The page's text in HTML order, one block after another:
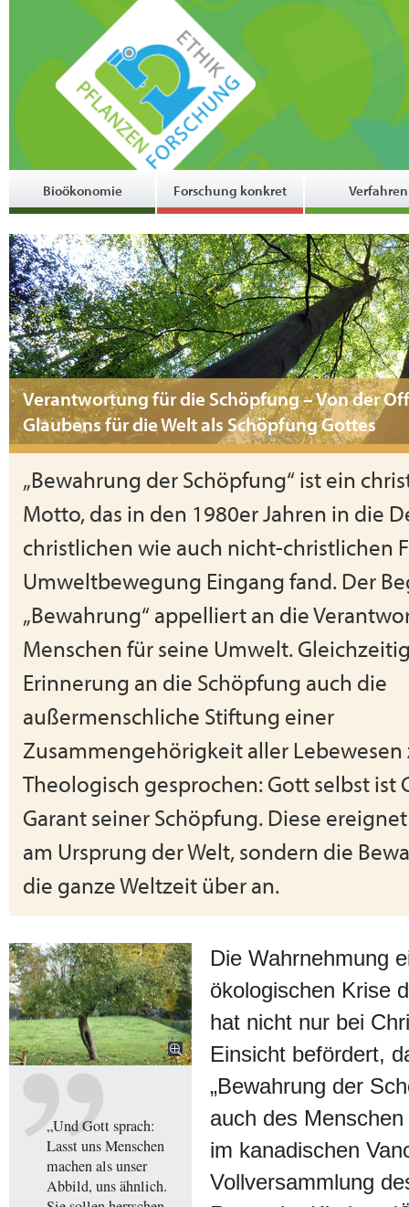
Bioökonomie Forschung konkret Verfahren
Verantwortung für die Schöpfung – Von der
Glaubens für die Welt als Schöpfung Gottes
„Bewahrung der Schöpfung“ ist ein
Motto, das in den 1980er Jahren in die
christlichen wie auch nicht-christlichen
Umweltbewegung Eingang fand. Der
„Bewahrung“ appelliert an die
Menschen für seine Umwelt.
Erinnerung an die Schöpfung auch die
außermenschliche Stiftung einer
Zusammengehörigkeit aller Lebewesen
Theologisch gesprochen: Gott selbst ist
Garant seiner Schöpfung. Diese
am Ursprung der Welt, sondern die
die ganze Weltzeit über an.
„Und Gott sprach:
Lasst uns Menschen
machen als unser
Abbild, uns ähnlich.
Die Wahrnehmung
ökologischen Krise
hat nicht nur bei
Einsicht befördert,
„Bewahrung der
auch des
im kanadischen
Vollversammlung